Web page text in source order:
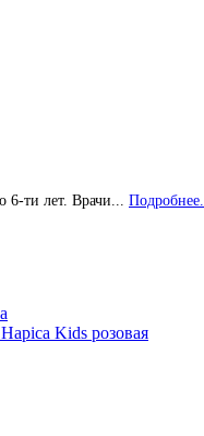
6-ти лет. Врачи...
Kids розовая